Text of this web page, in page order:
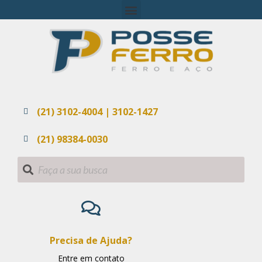
(21) 3102-4004 | 3102-1427
(21) 98384-0030
Precisa de Ajuda?
Entre em contato